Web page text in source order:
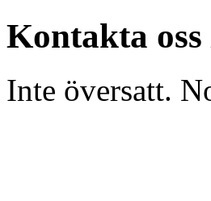
Kontakta
Inte översatt.